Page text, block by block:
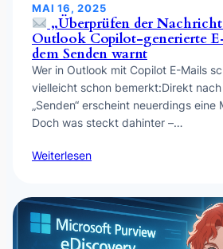
MAI 16, 2025
„Überprüfen der
Outlook Copilot-generierte
dem Senden warnt
Wer in Outlook mit Copilot E-Mails
vielleicht schon bemerkt:Direkt
„Senden“ erscheint neuerdings eine
Doch was steckt dahinter –…
Weiterlesen